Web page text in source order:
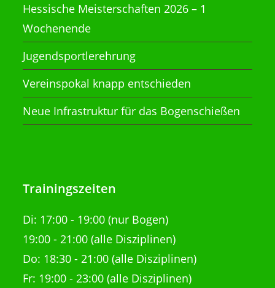
Hessische Meisterschaften 2026 – 1
Wochenende
Jugendsportlerehrung
Vereinspokal knapp entschieden
Neue Infrastruktur für das Bogenschießen
Trainingszeiten
Di: 17:00 - 19:00 (nur Bogen)
19:00 - 21:00 (alle Disziplinen)
Do: 18:30 - 21:00 (alle Disziplinen)
Fr: 19:00 - 23:00 (alle Disziplinen)